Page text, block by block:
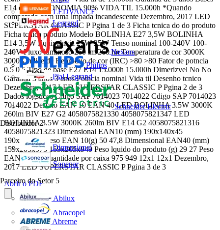
LEDVANCE
Legrand
Nexans
Philips
Pial Legrand
Schneider Electric
Distribuidor 2
Dimensional
Sonepar
Parceiro do Setor 5
Abilux
Abracopel
Abreme
E14 e E27 ECONOMIA 90% VIDA TIL 15.000h *Quando
comparado com uma lmpada incandescente Dezembro, 2017 LED
SUPERSTAR CLASSIC P Pgina 1 de 3 Ficha tcnica do do produto
Ficha tcnica produto Modelo BOLINHA E27 3,5W BOLINHA
E14 3,5W Equivalncia 25W 25W Tenso nominal 100-240V 100-
240V Fluxo luminoso 260 lm 260 lm Temperatura de cor 3000K
3000K ndice de Reproduo de cor (IRC) >80 >80 Fator de potncia
0.5 0.5 Tipo de base E27 E14 15.000h 15.000h Dimerizvel No No
Garantia 3 anos 3 anos Potncia nominal Vida til Desenho tcnico
Dezembro, 2017 LED SUPERSTAR CLASSIC P Pgina 2 de 3
Dados logsticos Cdigo SAP 7014023 7014022 Cdigo SAP 7014023
7014022 Descrio EAN 10 EAN 40 LED BOLINHA 3.5W 3000K
260lm BIV E27 G2 4058075821330 4058075821347 LED
BOLINHA 3.5W 3000K 260lm BIV E14 G2 4058075821316
4058075821323 Dimensional EAN10 (mm) 190x140x45
190x140x45 Peso EAN 10(g) 50 47,8 Dimensional EAN40 (mm)
159x205x975 159x205x949 Peso lquido do produto (g) 29 27 Peso
EAN 40 (g) Quantidade por caixa 975 949 12x1 12x1 Dezembro,
2017 LED SUPERSTAR CLASSIC P Pgina 3 de 3
Abrir o PDF